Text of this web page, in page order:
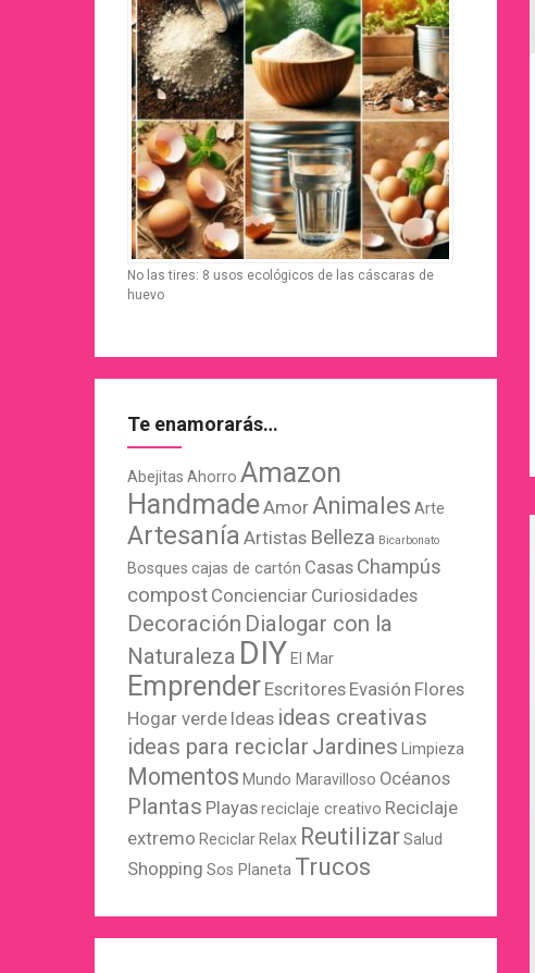
No las tires: 8 usos ecológicos de las cáscaras de
huevo
Te enamorarás…
Abejitas Ahorro Amazon
HandmadeAmorAnimales Arte
Artesanía Artistas Belleza Bicarbonato
Bosques cajas de cartón Casas Champús
compost Concienciar Curiosidades
Decoración Dialogar con la
Naturaleza DIY El Mar
Emprender Escritores Evasión Flores
Hogar verde Ideas ideas creativas
ideas para reciclar Jardines Limpieza
Momentos Mundo Maravilloso Océanos
Plantas Playasreciclaje creativo Reciclaje
extremo Reciclar Relax ReutilizarSalud
Shopping Sos Planeta Trucos